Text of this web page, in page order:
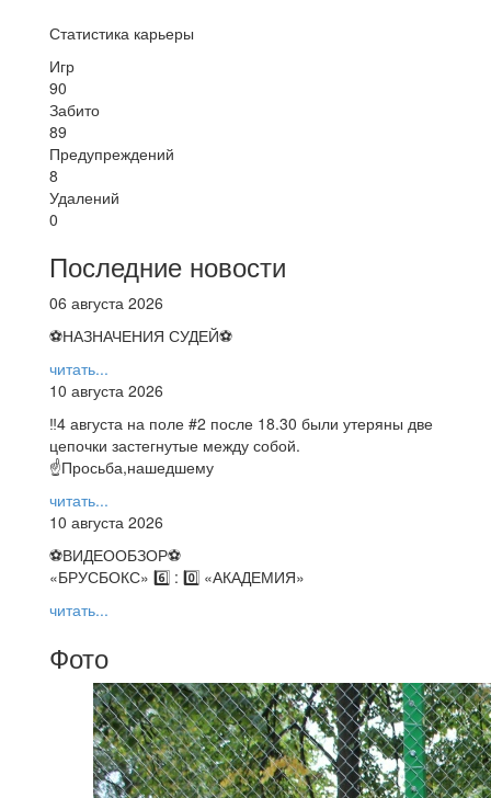
Статистика карьеры
Игр
90
Забито
89
Предупреждений
8
Удалений
0
Последние новости
06 августа 2026
⚽НАЗНАЧЕНИЯ СУДЕЙ⚽
читать...
10 августа 2026
‼4 августа на поле #2 после 18.30 были утеряны две
цепочки застегнутые между собой.
☝Просьба,нашедшему
читать...
10 августа 2026
⚽️ВИДЕООБЗОР⚽️
«БРУСБОКС» 6️⃣ : 0️⃣ «АКАДЕМИЯ»
читать...
Фото